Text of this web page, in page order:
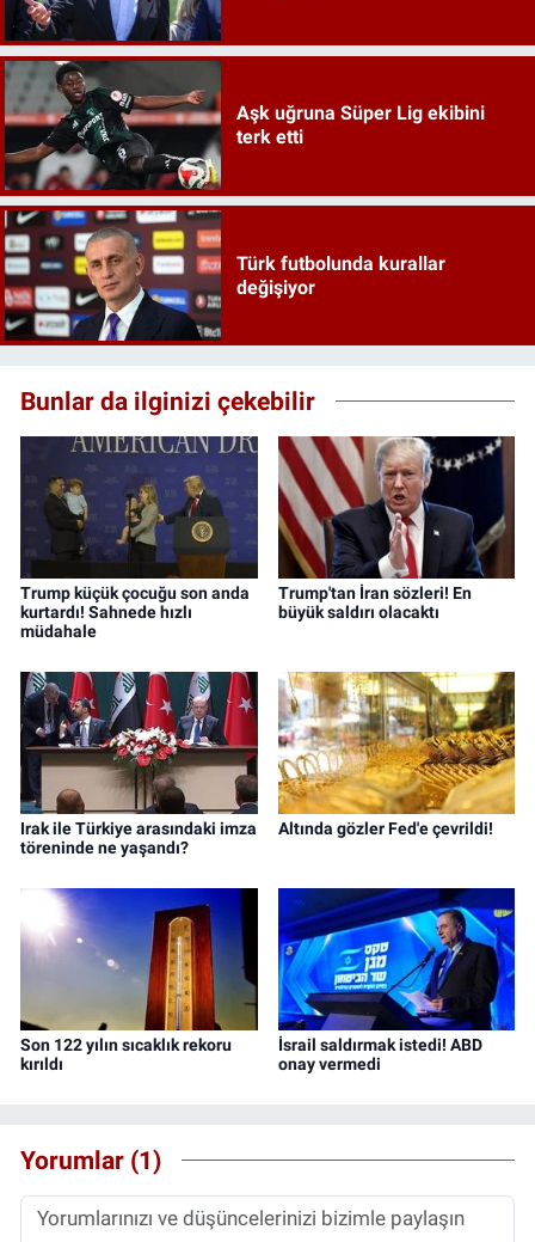
Aşk uğruna Süper Lig ekibini
terk etti
Türk futbolunda kurallar
değişiyor
Bunlar da ilginizi çekebilir
Trump küçük çocuğu son anda
kurtardı! Sahnede hızlı
müdahale
Trump'tan İran sözleri! En
büyük saldırı olacaktı
Irak ile Türkiye arasındaki imza
töreninde ne yaşandı?
Altında gözler Fed'e çevrildi!
Son 122 yılın sıcaklık rekoru
kırıldı
İsrail saldırmak istedi! ABD
onay vermedi
Yorumlar (1)